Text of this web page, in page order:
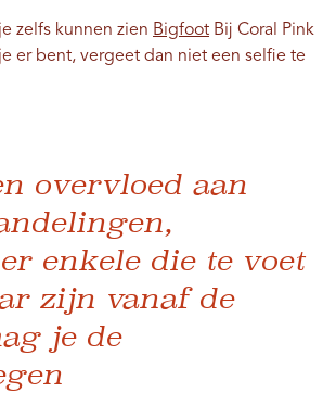
zelfs kunnen zien Bigfoot Bij Coral Pink
er bent, vergeet dan niet een selfie te
overvloed aan
enkele die te voet
zijn vanaf de
je de